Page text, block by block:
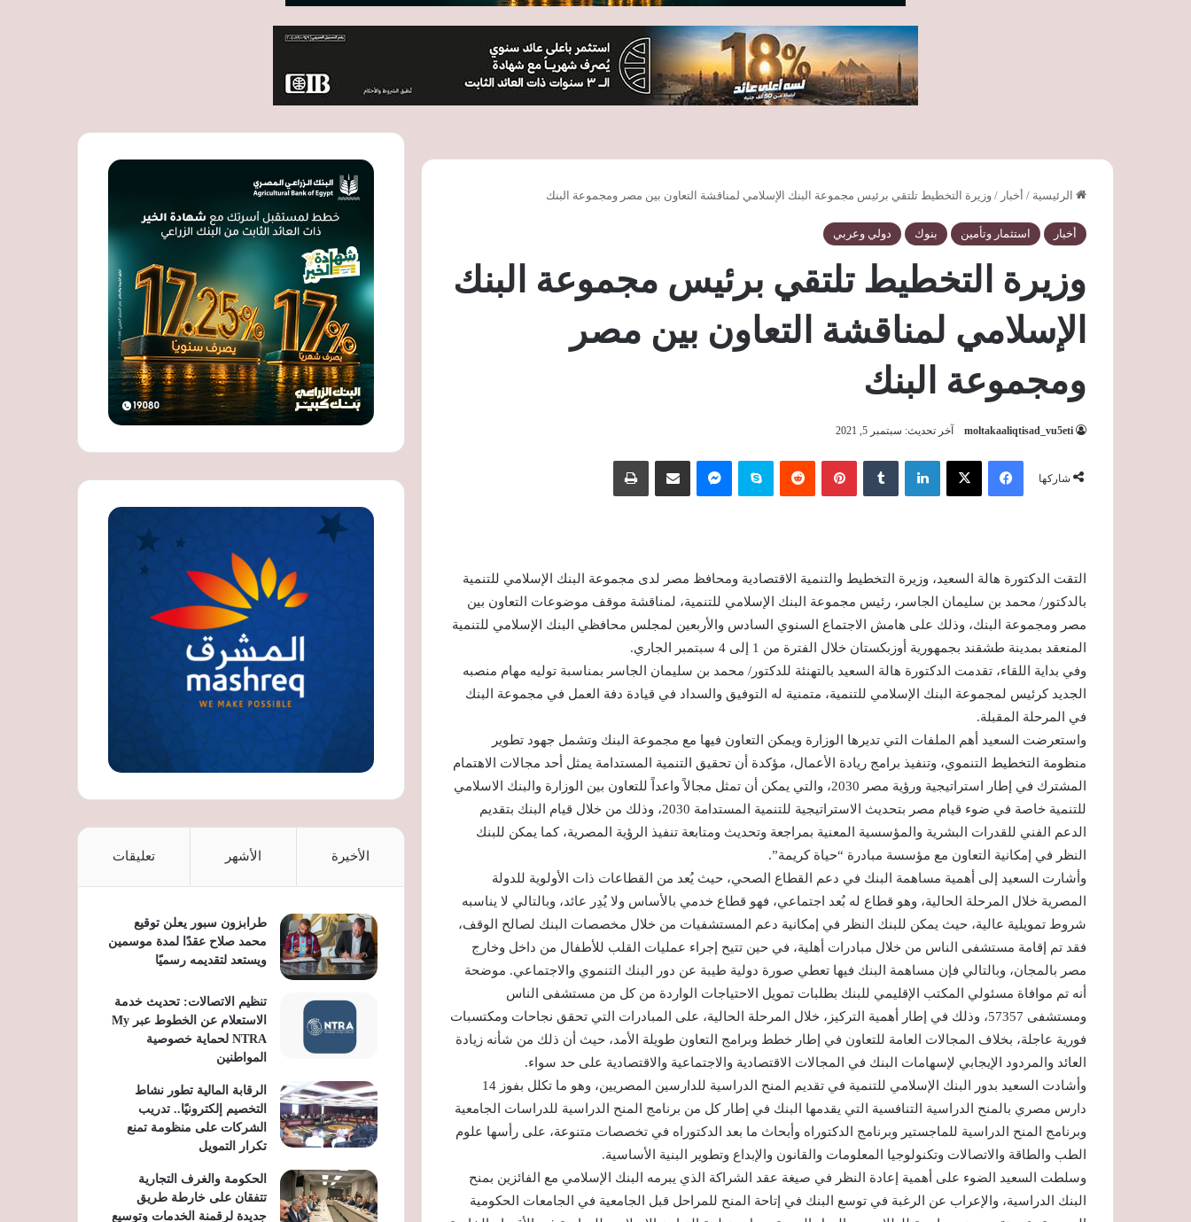
الرئيسية / أخبار / وزيرة التخطيط تلتقي برئيس مجموعة البنك الإسلامي لمناقشة التعاون بين مصر ومجموعة البنك
أخبار استثمار وتأمين بنوك دولي وعربي
وزيرة التخطيط تلتقي برئيس مجموعة البنك
الإسلامي لمناقشة التعاون بين مصر
ومجموعة البنك
moltakaaliqtisad_vu5eti آخر تحديث: سبتمبر 5, 2021
شاركها
فيسبوك ‫X لينكدإن بينتيريست سكايب
التقت الدكتورة هالة السعيد، وزيرة التخطيط والتنمية الاقتصادية ومحافظ مصر لدى مجموعة البنك الإسلامي للتنمية
بالدكتور/ محمد بن سليمان الجاسر، رئيس مجموعة البنك الإسلامي للتنمية، لمناقشة موقف موضوعات التعاون بين
مصر ومجموعة البنك، وذلك على هامش الاجتماع السنوي السادس والأربعين لمجلس محافظي البنك الإسلامي للتنمية
المنعقد بمدينة طشقند بجمهورية أوزبكستان خلال الفترة من 1 إلى 4 سبتمبر الجاري.
وفي بداية اللقاء، تقدمت الدكتورة هالة السعيد بالتهنئة للدكتور/ محمد بن سليمان الجاسر بمناسبة توليه مهام منصبه
الجديد كرئيس لمجموعة البنك الإسلامي للتنمية، متمنية له التوفيق والسداد في قيادة دفة العمل في مجموعة البنك
في المرحلة المقبلة.
واستعرضت السعيد أهم الملفات التي تديرها الوزارة ويمكن التعاون فيها مع مجموعة البنك وتشمل جهود تطوير
منظومة التخطيط التنموي، وتنفيذ برامج ريادة الأعمال، مؤكدة أن تحقيق التنمية المستدامة يمثل أحد مجالات الاهتمام
المشترك في إطار استراتيجية ورؤية مصر 2030، والتي يمكن أن تمثل مجالاً واعداً للتعاون بين الوزارة والبنك الاسلامي
للتنمية خاصة في ضوء قيام مصر بتحديث الاستراتيجية للتنمية المستدامة 2030، وذلك من خلال قيام البنك بتقديم
الدعم الفني للقدرات البشرية والمؤسسية المعنية بمراجعة وتحديث ومتابعة تنفيذ الرؤية المصرية، كما يمكن للبنك
النظر في إمكانية التعاون مع مؤسسة مبادرة “حياة كريمة”.
وأشارت السعيد إلى أهمية مساهمة البنك في دعم القطاع الصحي، حيث يُعد من القطاعات ذات الأولوية للدولة
المصرية خلال المرحلة الحالية، وهو قطاع له بُعد اجتماعي، فهو قطاع خدمي بالأساس ولا يُدِر عائد، وبالتالي لا يناسبه
شروط تمويلية عالية، حيث يمكن للبنك النظر في إمكانية دعم المستشفيات من خلال مخصصات البنك لصالح الوقف،
فقد تم إقامة مستشفى الناس من خلال مبادرات أهلية، في حين تتيح إجراء عمليات القلب للأطفال من داخل وخارج
مصر بالمجان، وبالتالي فإن مساهمة البنك فيها تعطي صورة دولية طيبة عن دور البنك التنموي والاجتماعي. موضحة
أنه تم موافاة مسئولي المكتب الإقليمي للبنك بطلبات تمويل الاحتياجات الواردة من كل من مستشفى الناس
ومستشفى 57357، وذلك في إطار أهمية التركيز، خلال المرحلة الحالية، على المبادرات التي تحقق نجاحات ومكتسبات
فورية عاجلة، بخلاف المجالات العامة للتعاون في إطار خطط وبرامج التعاون طويلة الأمد، حيث أن ذلك من شأنه زيادة
العائد والمردود الإيجابي لإسهامات البنك في المجالات الاقتصادية والاجتماعية والاقتصادية على حد سواء.
وأشادت السعيد بدور البنك الإسلامي للتنمية في تقديم المنح الدراسية للدارسين المصريين، وهو ما تكلل بفوز 14
دارس مصري بالمنح الدراسية التنافسية التي يقدمها البنك في إطار كل من برنامج المنح الدراسية للدراسات الجامعية
وبرنامج المنح الدراسية للماجستير وبرنامج الدكتوراه وأبحاث ما بعد الدكتوراه في تخصصات متنوعة، على رأسها علوم
الطب والطاقة والاتصالات وتكنولوجيا المعلومات والقانون والإبداع وتطوير البنية الأساسية.
وسلطت السعيد الضوء على أهمية إعادة النظر في صيغة عقد الشراكة الذي يبرمه البنك الإسلامي مع الفائزين بمنح
البنك الدراسية، والإعراب عن الرغبة في توسع البنك في إتاحة المنح للمراحل قبل الجامعية في الجامعات الحكومية
الأخيرة الأشهر تعليقات
طرابزون سبور يعلن توقيع
محمد صلاح عقدًا لمدة موسمين
ويستعد لتقديمه رسميًا
تنظيم الاتصالات: تحديث خدمة
الاستعلام عن الخطوط عبر My
NTRA لحماية خصوصية
المواطنين
الرقابة المالية تطور نشاط
التخصيم إلكترونيًا.. تدريب
الشركات على منظومة تمنع
تكرار التمويل
الحكومة والغرف التجارية
تتفقان على خارطة طريق
جديدة لرقمنة الخدمات وتوسيع